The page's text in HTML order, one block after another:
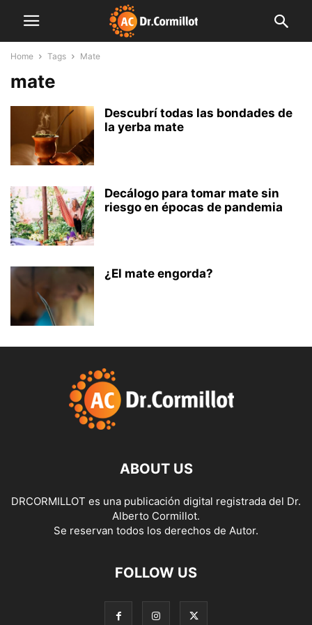
Home Tags Mate
mate
Descubrí todas las bondades de
la yerba mate
Decálogo para tomar mate sin
riesgo en épocas de pandemia
¿El mate engorda?
ABOUT US
DRCORMILLOT es una publicación digital registrada del Dr.
Alberto Cormillot.
Se reservan todos los derechos de Autor.
FOLLOW US